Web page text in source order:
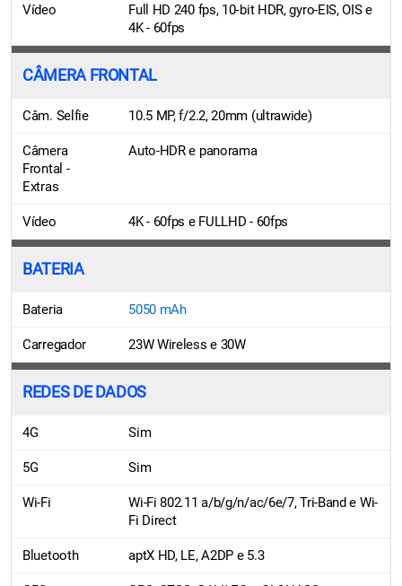
Vídeo
Full HD 240 fps, 10‑bit HDR, gyro-EIS, OIS e
4K - 60fps
CÂMERA FRONTAL
Câm. Selfie 10.5 MP, f/2.2, 20mm (ultrawide)
Câmera
Frontal -
Extras
Auto-HDR e panorama
Vídeo 4K - 60fps e FULLHD - 60fps
BATERIA
Bateria 5050 mAh
Carregador 23W Wireless e 30W
REDES DE DADOS
4G Sim
5G Sim
Wi-Fi
Wi-Fi 802.11 a/b/g/n/ac/6e/7, Tri-Band e Wi-
Fi Direct
Bluetooth aptX HD, LE, A2DP e 5.3